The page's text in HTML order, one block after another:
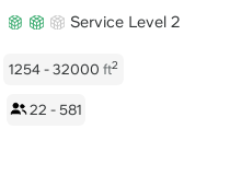
Service Level 2
1254 - 32000 ft2
22 - 581